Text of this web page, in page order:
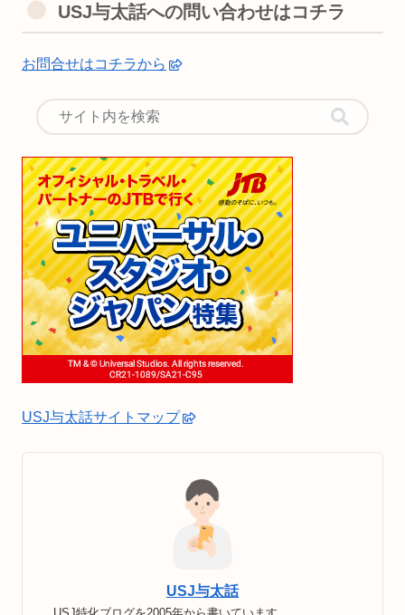
USJ与太話への問い合わせはコチラ
お問合せはコチラから
USJ与太話サイトマップ
USJ与太話